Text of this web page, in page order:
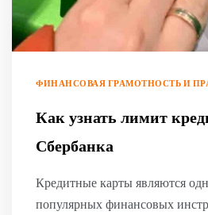
ФИНАНСОВАЯ ГРАМОТНОСТЬ И
Как узнать лимит
Сбербанка
Кредитные карты являются
популярных финансовых